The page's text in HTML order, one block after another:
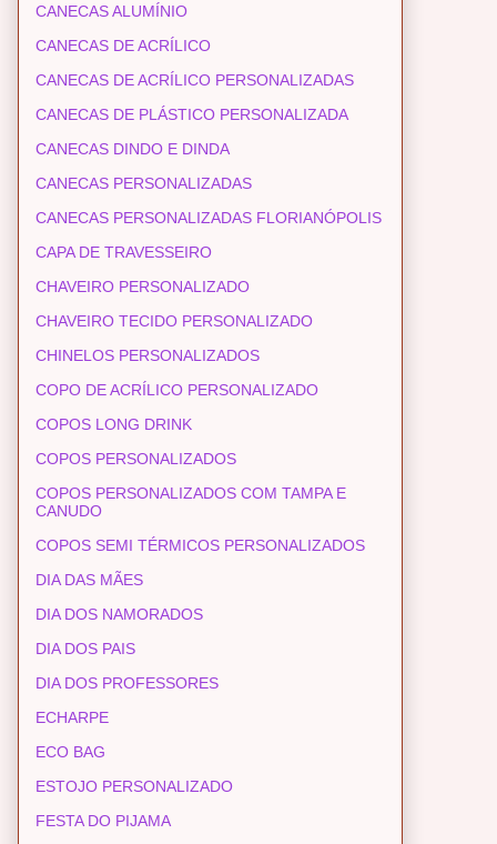
CANECAS ALUMÍNIO
CANECAS DE ACRÍLICO
CANECAS DE ACRÍLICO PERSONALIZADAS
CANECAS DE PLÁSTICO PERSONALIZADA
CANECAS DINDO E DINDA
CANECAS PERSONALIZADAS
CANECAS PERSONALIZADAS FLORIANÓPOLIS
CAPA DE TRAVESSEIRO
CHAVEIRO PERSONALIZADO
CHAVEIRO TECIDO PERSONALIZADO
CHINELOS PERSONALIZADOS
COPO DE ACRÍLICO PERSONALIZADO
COPOS LONG DRINK
COPOS PERSONALIZADOS
COPOS PERSONALIZADOS COM TAMPA E
CANUDO
COPOS SEMI TÉRMICOS PERSONALIZADOS
DIA DAS MÃES
DIA DOS NAMORADOS
DIA DOS PAIS
DIA DOS PROFESSORES
ECHARPE
ECO BAG
ESTOJO PERSONALIZADO
FESTA DO PIJAMA